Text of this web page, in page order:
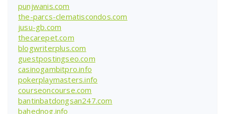
punjwanis.com
the-parcs-clematiscondos.com
jusu-gb.com
thecarepet.com
blogwriterplus.com
guestpostingseo.com
casinogambitpro.info
pokerplaymasters.info
courseoncourse.com
bantinbatdongsan247.com
bahednog.info